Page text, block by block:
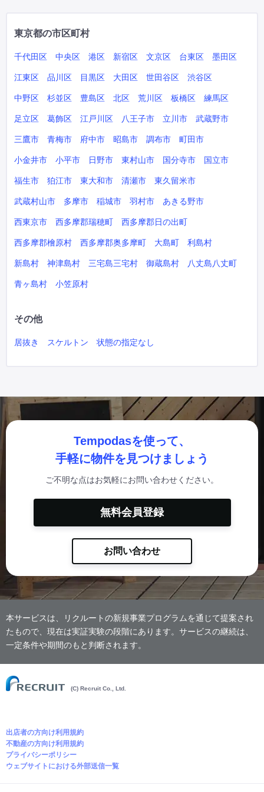
東京都の市区町村
千代田区 中央区 港区 新宿区 文京区 台東区 墨田区
江東区 品川区 目黒区 大田区 世田谷区 渋谷区
中野区 杉並区 豊島区 北区 荒川区 板橋区 練馬区
足立区 葛飾区 江戸川区 八王子市 立川市 武蔵野市
三鷹市 青梅市 府中市 昭島市 調布市 町田市
小金井市 小平市 日野市 東村山市 国分寺市 国立市
福生市 狛江市 東大和市 清瀬市 東久留米市
武蔵村山市 多摩市 稲城市 羽村市 あきる野市
西東京市 西多摩郡瑞穂町 西多摩郡日の出町
西多摩郡檜原村 西多摩郡奥多摩町 大島町 利島村
新島村 神津島村 三宅島三宅村 御蔵島村 八丈島八丈町
青ヶ島村 小笠原村
その他
居抜き スケルトン 状態の指定なし
Tempodasを使って、
手軽に物件を見つけましょう
ご不明な点はお気軽にお問い合わせください。
無料会員登録
お問い合わせ
本サービスは、リクルートの新規事業プログラムを通じて提案され
たもので、現在は実証実験の段階にあります。サービスの継続は、
一定条件や期間のもと判断されます。
(C) Recruit Co., Ltd.
出店者の方向け利用規約
不動産の方向け利用規約
プライバシーポリシー
ウェブサイトにおける外部送信一覧